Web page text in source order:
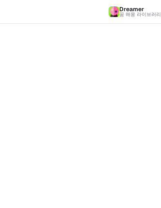
Dreamer
꿈 해몽 라이브러리